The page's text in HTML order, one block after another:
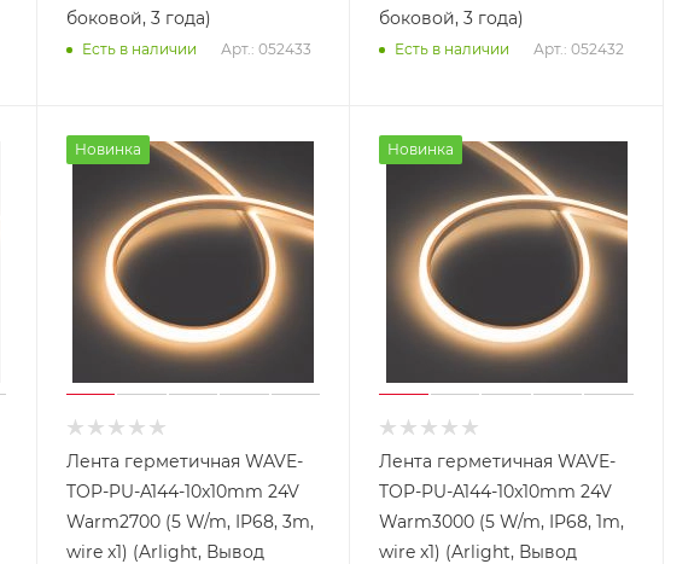
боковой, 3 года)
Есть в наличии Арт.: 052433
боковой, 3 года)
Есть в наличии Арт.: 052432
Новинка
Лента герметичная WAVE-
TOP-PU-A144-10x10mm 24V
Warm2700 (5 W/m, IP68, 3m,
wire x1) (Arlight, Вывод
Новинка
Лента герметичная WAVE-
TOP-PU-A144-10x10mm 24V
Warm3000 (5 W/m, IP68, 1m,
wire x1) (Arlight, Вывод